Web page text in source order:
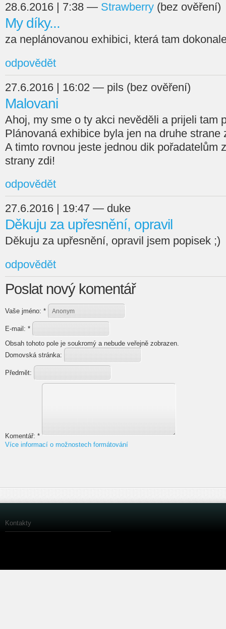
28.6.2016 | 7:38 — Strawberry (bez ověření)
My díky...
za neplánovanou exhibici, která tam
odpovědět
27.6.2016 | 16:02 — pils (bez ověření)
Malovani
Ahoj, my sme o ty akci nevěděli a prijeli tam
Plánovaná exhibice byla jen na druhe strane
A timto rovnou jeste jednou dik pořadatelům
strany zdi!
odpovědět
27.6.2016 | 19:47 — duke
Děkuju za upřesnění, opravil
Děkuju za upřesnění, opravil jsem popisek ;)
odpovědět
Poslat nový komentář
Vaše jméno: *
E-mail: *
Obsah tohoto pole je soukromý a nebude veřejně zobrazen.
Domovská stránka:
Předmět:
Komentář: *
Více informací o možnostech formátování
Kontakty